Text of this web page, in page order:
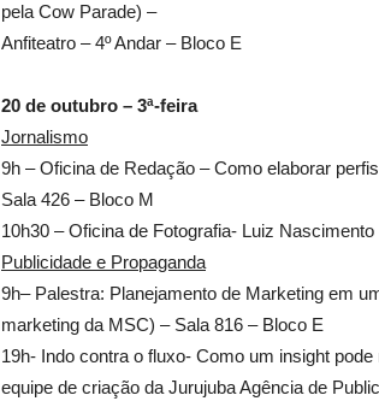
pela Cow Parade) –
Anfiteatro – 4º Andar – Bloco E
20 de outubro – 3ª-feira
Jornalismo
9h – Oficina de Redação – Como elaborar
Sala 426 – Bloco M
10h30 – Oficina de Fotografia- Luiz
Publicidade e Propaganda
9h– Palestra: Planejamento de Marketing em
marketing da MSC) – Sala 816 – Bloco E
19h- Indo contra o fluxo- Como um insight
equipe de criação da Jurujuba Agência de